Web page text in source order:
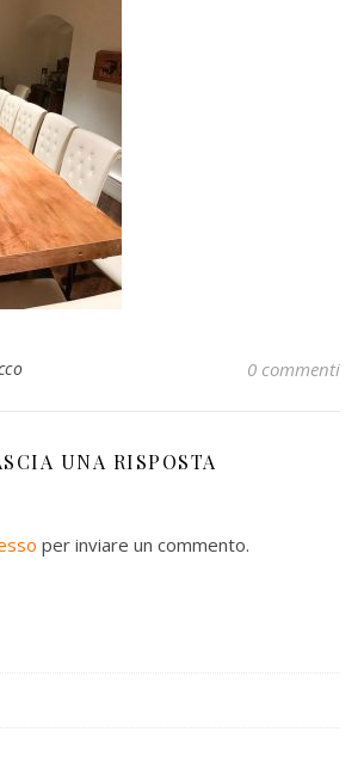
0 commenti
UNA RISPOSTA
per inviare un commento.